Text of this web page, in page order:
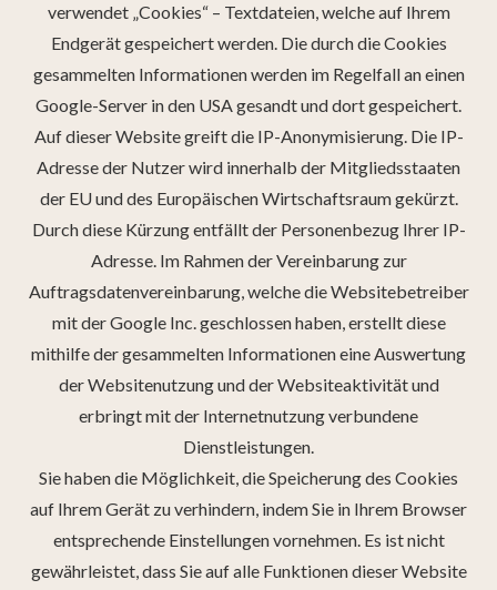
verwendet „Cookies“ – Textdateien, welche auf Ihrem
Endgerät gespeichert werden. Die durch die Cookies
gesammelten Informationen werden im Regelfall an einen
Google-Server in den USA gesandt und dort gespeichert.
Auf dieser Website greift die IP-Anonymisierung. Die IP-
Adresse der Nutzer wird innerhalb der Mitgliedsstaaten
der EU und des Europäischen Wirtschaftsraum gekürzt.
Durch diese Kürzung entfällt der Personenbezug Ihrer IP-
Adresse. Im Rahmen der Vereinbarung zur
Auftragsdatenvereinbarung, welche die Websitebetreiber
mit der Google Inc. geschlossen haben, erstellt diese
mithilfe der gesammelten Informationen eine Auswertung
der Websitenutzung und der Websiteaktivität und
erbringt mit der Internetnutzung verbundene
Dienstleistungen.
Sie haben die Möglichkeit, die Speicherung des Cookies
auf Ihrem Gerät zu verhindern, indem Sie in Ihrem Browser
entsprechende Einstellungen vornehmen. Es ist nicht
gewährleistet, dass Sie auf alle Funktionen dieser Website